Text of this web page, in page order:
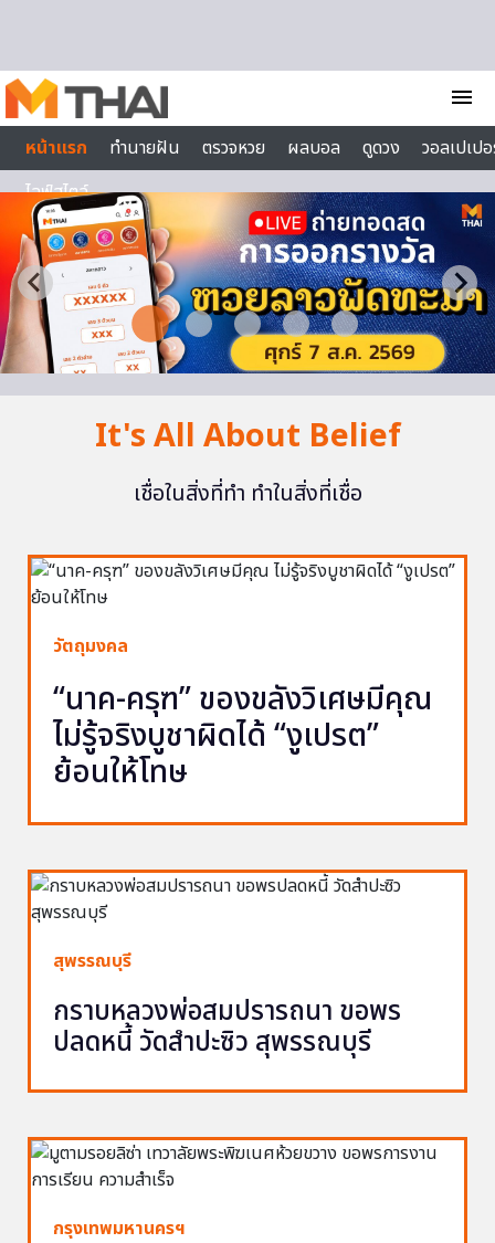
menu
หน้าแรก
ทำนายฝัน ตรวจหวย ผลบอล ดูดวง
วอลเปเป
ไลฟ์สไตล์
It's All About Belief
เชื่อในสิ่งที่ทำ ทำในสิ่งที่เชื่อ
วัตถุมงคล
“นาค-ครุฑ” ของขลังวิเศษมีคุณ
ไม่รู้จริงบูชาผิดได้ “งูเปรต”
ย้อนให้โทษ
สุพรรณบุรี
กราบหลวงพ่อสมปรารถนา ขอพร
ปลดหนี้ วัดสำปะซิว สุพรรณบุรี
กรุงเทพมหานครฯ